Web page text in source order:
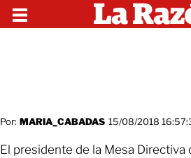
Por: MARIA_CABADAS 15/08/2018
El presidente de la Mesa Directiva